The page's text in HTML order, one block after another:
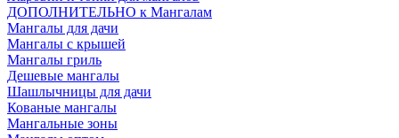
ДОПОЛНИТЕЛЬНО к Мангалам
Мангалы для дачи
Мангалы с крышей
Мангалы гриль
Дешевые мангалы
Шашлычницы для дачи
Кованые мангалы
Мангальные зоны